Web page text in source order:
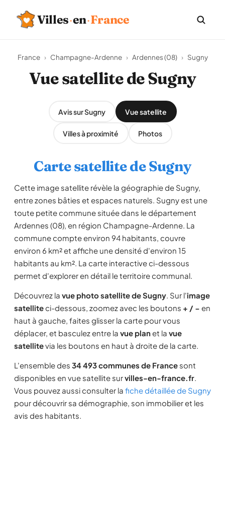
Villes·en·France
France › Champagne-Ardenne › Ardennes (08) › Sugny
Vue satellite de Sugny
Avis sur Sugny Vue satellite
Villes à proximité Photos
Carte satellite de Sugny
Cette image satellite révèle la géographie de Sugny,
entre zones bâties et espaces naturels. Sugny est une
toute petite commune située dans le département
Ardennes (08), en région Champagne-Ardenne. La
commune compte environ 94 habitants, couvre
environ 6 km² et affiche une densité d'environ 15
habitants au km². La carte interactive ci-dessous
permet d'explorer en détail le territoire communal.
Découvrez la vue photo satellite de Sugny. Sur l'image
satelliteci-dessous, zoomez avec les boutons + / − en
haut à gauche, faites glisser la carte pour vous
déplacer, et basculez entre la vue planet la vue
satellitevia les boutons en haut à droite de la carte.
L'ensemble des 34 493 communes de France sont
disponibles en vue satellite survilles-en-france.fr.
Vous pouvez aussi consulter la fiche détaillée de Sugny
pour découvrir sa démographie, son immobilier et les
avis des habitants.